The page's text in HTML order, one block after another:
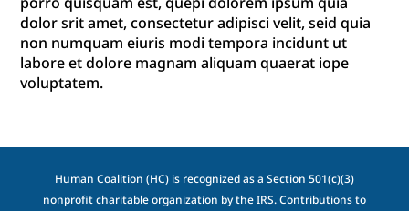
dolor srit amet, consectetur adipisci velit, seid quia
non numquam eiuris modi tempora incidunt ut
labore et dolore magnam aliquam quaerat iope
voluptatem.
Human Coalition (HC) is recognized as a Section 501(c)(3)
nonprofit charitable organization by the IRS. Contributions to